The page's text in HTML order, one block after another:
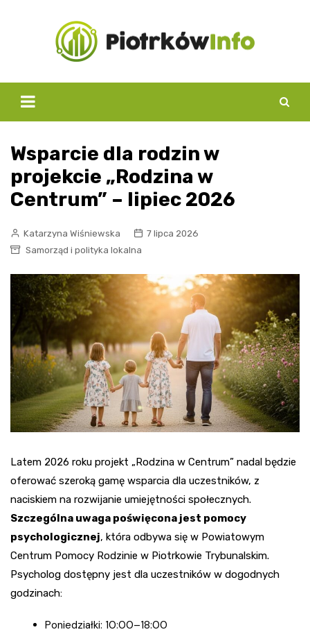
Wsparcie dla rodzin w
projekcie „Rodzina w
Centrum” – lipiec 2026
Katarzyna Wiśniewska
7 lipca 2026
Samorząd i polityka lokalna
Latem 2026 roku projekt „Rodzina w Centrum” nadal będzie
oferować szeroką gamę wsparcia dla uczestników, z
naciskiem na rozwijanie umiejętności społecznych.
Szczególna uwaga poświęcona jest pomocy
psychologicznej, która odbywa się w Powiatowym
Centrum Pomocy Rodzinie w Piotrkowie Trybunalskim.
Psycholog dostępny jest dla uczestników w dogodnych
godzinach:
Poniedziałki: 10:00–18:00